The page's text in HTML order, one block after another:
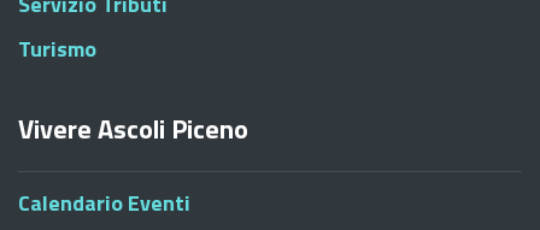
Turismo
Vivere Ascoli Piceno
Calendario Eventi